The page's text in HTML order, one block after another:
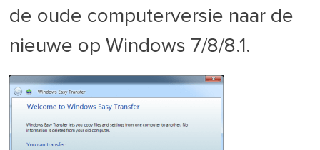
de oude computerversie naar de
nieuwe op Windows 7/8/8.1.